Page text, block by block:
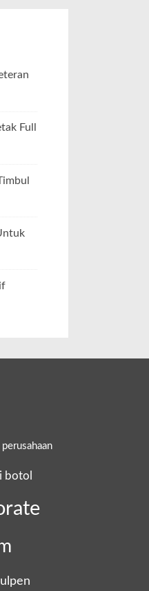
Full
botol